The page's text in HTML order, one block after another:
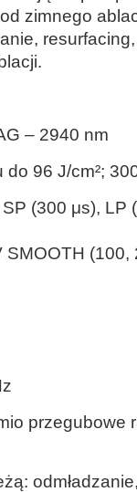
zimnego
– 2940 nm
96 J/cm²;
(300 μs), LP
przegubowe